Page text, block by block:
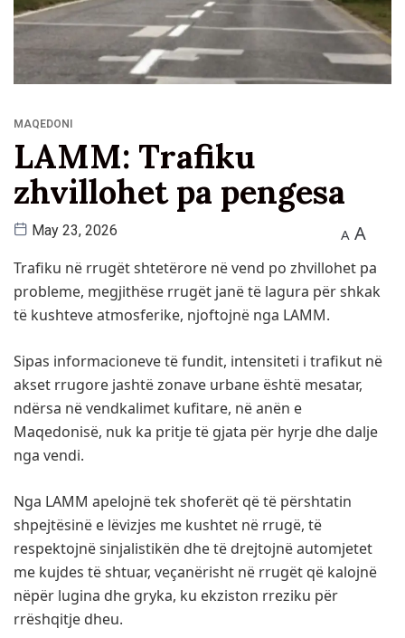
MAQEDONI
LAMM: Trafiku
zhvillohet pa pengesa
May 23, 2026 A A
Trafiku në rrugët shtetërore në vend po zhvillohet pa
probleme, megjithëse rrugët janë të lagura për shkak
të kushteve atmosferike, njoftojnë nga LAMM.
Sipas informacioneve të fundit, intensiteti i trafikut në
akset rrugore jashtë zonave urbane është mesatar,
ndërsa në vendkalimet kufitare, në anën e
Maqedonisë, nuk ka pritje të gjata për hyrje dhe dalje
nga vendi.
Nga LAMM apelojnë tek shoferët që të përshtatin
shpejtësinë e lëvizjes me kushtet në rrugë, të
respektojnë sinjalistikën dhe të drejtojnë automjetet
me kujdes të shtuar, veçanërisht në rrugët që kalojnë
nëpër lugina dhe gryka, ku ekziston rreziku për
rrëshqitje dheu.